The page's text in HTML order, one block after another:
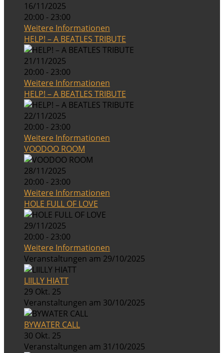
16/11/2025
20:00 - 23:00
Weitere Informationen
HELP! – A BEATLES TRIBUTE
21/11/2025
20:00 - 23:00
Weitere Informationen
HELP! – A BEATLES TRIBUTE
22/11/2025
20:00 - 23:00
Weitere Informationen
VOODOO ROOM
28/11/2025
20:00 - 23:00
Weitere Informationen
HOLE FULL OF LOVE
29/11/2025
20:00 - 23:00
Weitere Informationen
Veranstaltungen am 29/10/2025
LIILLY HIATT
29 Okt. 25
Veranstaltungen am 30/10/2025
BYWATER CALL
30 Okt. 25
Veranstaltungen am 31/10/2025